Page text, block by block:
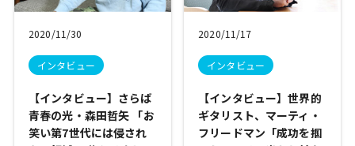
2020/11/30
インタビュー
【インタビュー】さらば
青春の光・森田哲矢 「お
笑い第7世代には侵され
2020/11/17
インタビュー
【インタビュー】世界的
ギタリスト、マーティ・
フリードマン「成功を掴